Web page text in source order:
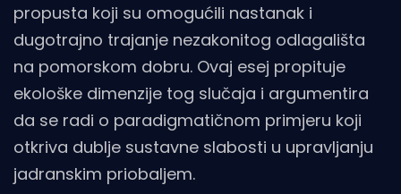
propusta koji su omogućili nastanak i
dugotrajno trajanje nezakonitog odlagališta
na pomorskom dobru. Ovaj esej propituje
ekološke dimenzije tog slučaja i argumentira
da se radi o paradigmatičnom primjeru koji
otkriva dublje sustavne slabosti u upravljanju
jadranskim priobaljem.